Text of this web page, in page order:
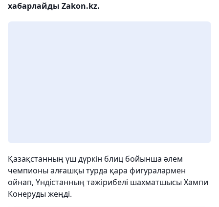
хабарлайды Zakon.kz.
Қазақстанның үш дүркін блиц бойынша әлем
чемпионы алғашқы турда қара фигуралармен
ойнап, Үндістанның тәжірибелі шахматшысы Хампи
Конеруды жеңді.